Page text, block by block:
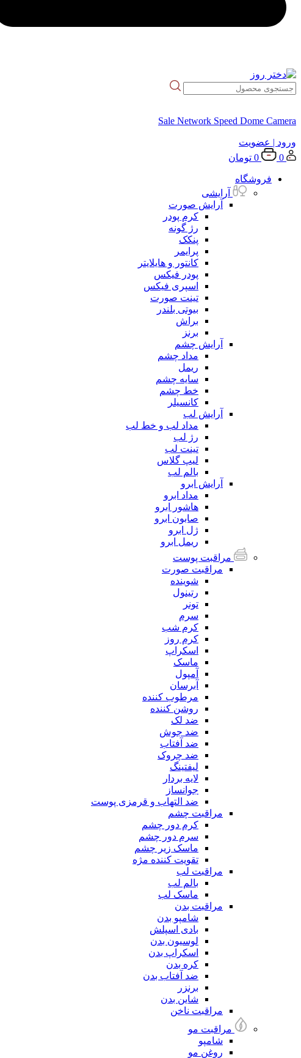
Sale Network Speed Dome Camera
ورود | عضویت
0
0 تومان
فروشگاه
آرایشی
آرایش صورت
کرم پودر
رژ گونه
پنکک
پرایمر
کانتور و هایلایتر
پودر فیکس
اسپری فیکس
تینت صورت
بیوتی بلندر
براش
برنز
آرایش چشم
مداد چشم
ریمل
سایه چشم
خط چشم
کانسیلر
آرایش لب
مداد لب و خط لب
رژ لب
تینت لب
لیپ گلاس
بالم لب
آرایش ابرو
مداد ابرو
هاشور ابرو
صابون ابرو
ژل ابرو
ریمل ابرو
مراقبت پوست
مراقبت صورت
شوینده
رتینول
تونر
سرم
کرم شب
کرم روز
اسکراپ
ماسک
آمپول
آبرسان
مرطوب کننده
روشن کننده
ضد لک
ضد جوش
ضد آفتاب
ضد چروک
لیفتینگ
لایه بردار
جوانساز
ضد التهاب و قرمزی پوست
مراقبت چشم
کرم دور چشم
سرم دور چشم
ماسک زیر چشم
تقویت کننده مژه
مراقبت لب
بالم لب
ماسک لب
مراقبت بدن
شامپو بدن
بادی اسپلش
لوسیون بدن
اسکراپ بدن
کره بدن
ضد آفتاب بدن
برنزر
شاین بدن
مراقبت ناخن
مراقبت مو
شامپو
روغن مو